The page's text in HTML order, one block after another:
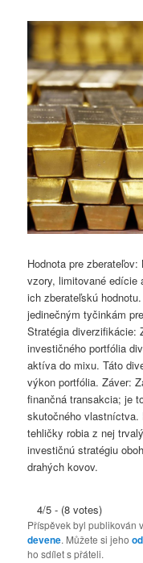
Hodnota pre
vzory, limitované edície
ich zberateľskú
jedinečným tyčinkám
Stratégia diverzifikácie:
investičného portfólia
aktíva do mixu. Táto
výkon portfólia. Záver:
finančná transakcia; je
skutočného vlastníctva.
tehličky robia z nej
investičnú stratégiu
drahých kovov.
4/5 - (8 votes)
Příspěvek byl publikován
devene. Můžete si jeho
ho sdílet s přáteli.